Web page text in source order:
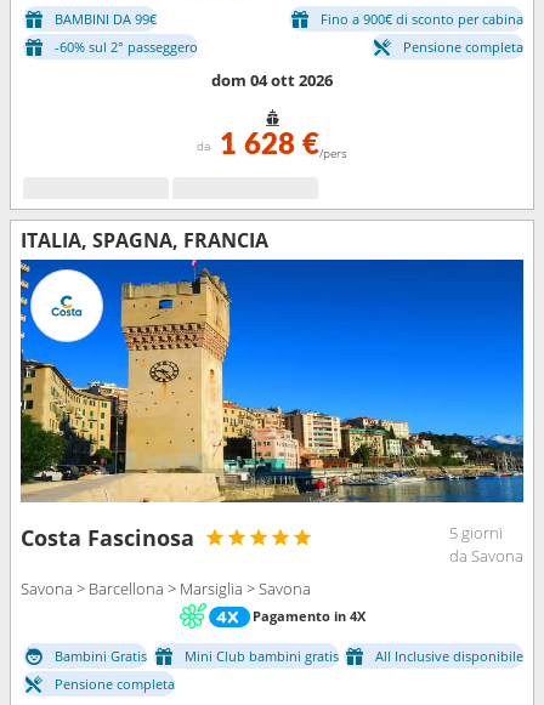
BAMBINI DA 99€
Fino a 900€ di sconto per cabina
-60% sul 2° passeggero
Pensione completa
dom 04 ott 2026
da 1 628 €/pers
ITALIA, SPAGNA, FRANCIA
Costa Fascinosa
5 giorni
da Savona
Savona > Barcellona > Marsiglia > Savona
Pagamento in 4X
Bambini Gratis Mini Club bambini gratis
All Inclusive disponibile
Pensione completa